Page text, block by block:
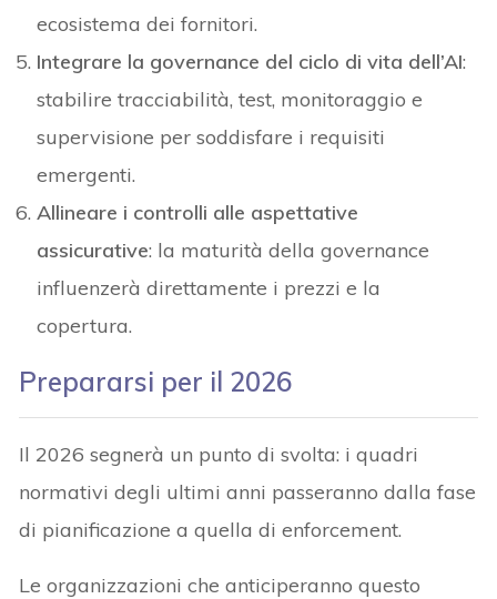
ecosistema dei fornitori.
Integrare la governance del ciclo di vita dell’AI:
stabilire tracciabilità, test, monitoraggio e
supervisione per soddisfare i requisiti
emergenti.
Allineare i controlli alle aspettative
assicurative: la maturità della governance
influenzerà direttamente i prezzi e la
copertura.
Prepararsi per il 2026
Il 2026 segnerà un punto di svolta: i quadri
normativi degli ultimi anni passeranno dalla fase
di pianificazione a quella di enforcement.
Le organizzazioni che anticiperanno questo